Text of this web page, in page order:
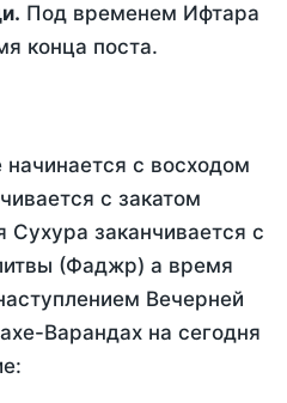
Под временем Ифтара
конца поста.
с восходом
с закатом
Сухура заканчивается с
(Фаджр) а время
Вечерней
Варандах на сегодня